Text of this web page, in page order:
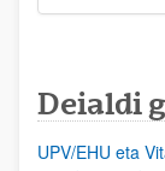
Deialdi
UPV/EHU eta